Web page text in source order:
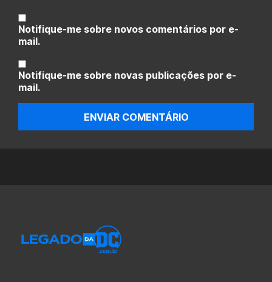
Notifique-me sobre novos comentários por e-
mail.
Notifique-me sobre novas publicações por e-
mail.
ENVIAR COMENTÁRIO